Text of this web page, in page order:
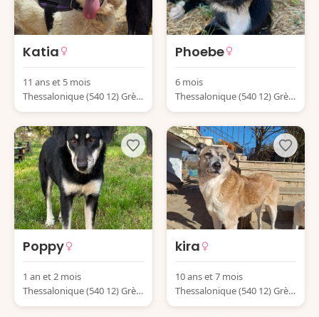
Katia
11 ans et 5 mois
Thessalonique (540 12) Grèc
e
Phoebe
6 mois
Thessalonique (540 12) Grèc
e
Poppy
1 an et 2 mois
Thessalonique (540 12) Grèc
e
kira
10 ans et 7 mois
Thessalonique (540 12) Grèc
e